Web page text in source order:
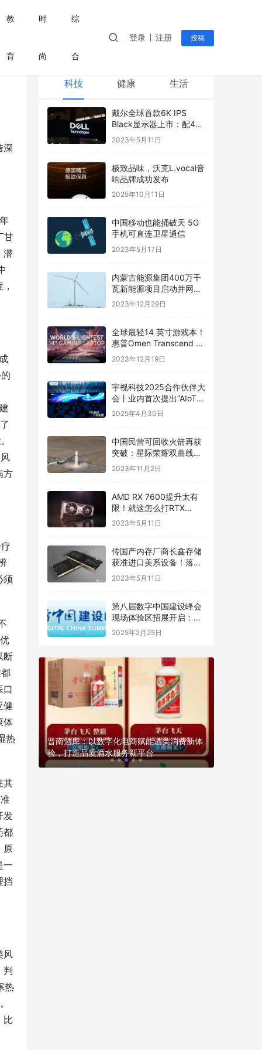
教
育
时
尚
综
合
登录 注册
投稿
深
甘
潜
方
须
断
口
健
体
热
其
发
都
原
一
挡
风
判
热
比
科技 健康 生活
戴尔全球首款6K IPS
Black显示器上市：配4K
摄像头
2023年5月11日
极致品味，沃克L.vocal音
响品牌成功发布
2025年10月11日
中国移动也能捅破天 5G
手机可直连卫星通信
2023年5月17日
内蒙古能源集团400万千
瓦新能源项目启动并网发
电
2023年12月29日
全球最轻14 英寸游戏本！
惠普Omen Transcend 14
将在CES 2024发布
2023年12月19日
宇视科技2025合作伙伴大
会丨业内首次提出“AIoT智
能体”新理念
2025年4月30日
中国民营可回收火箭再获
突破：星际荣耀双曲线二
号精准着陆 圆满成功
2023年11月2日
AMD RX 7600提升太有
限！就这怎么打RTX
4060？
2023年5月11日
传国产内存厂商长鑫存储
获准进口美系设备！落后
美光8年 没法追赶
2023年5月11日
第八届数字中国建设峰会
现场体验区招展开启：共
绘数字新画卷
2025年2月25日
创
晋南酒库：以数字化电商赋能酒类消费新体
验，打造品质酒水服务新平台